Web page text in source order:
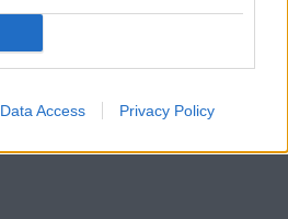
Data Access Privacy Policy